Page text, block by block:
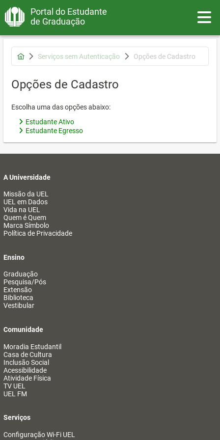
Portal do Estudante
de Graduação
Serviços sem Autenticação Opções de Cadastro
Opções de Cadastro
Escolha uma das opções abaixo:
Estudante Ativo
Estudante Egresso
A Universidade
Missão da UEL
UEL em Dados
Vida na UEL
Quem é Quem
Marca Símbolo
Política de Privacidade
Ensino
Graduação
Pesquisa/Pós
Extensão
Biblioteca
Vestibular
Comunidade
Moradia Estudantil
Casa de Cultura
Inclusão Social
Acessibilidade
Atividade Física
TV UEL
UEL FM
Serviços
Configuração Wi-Fi UEL